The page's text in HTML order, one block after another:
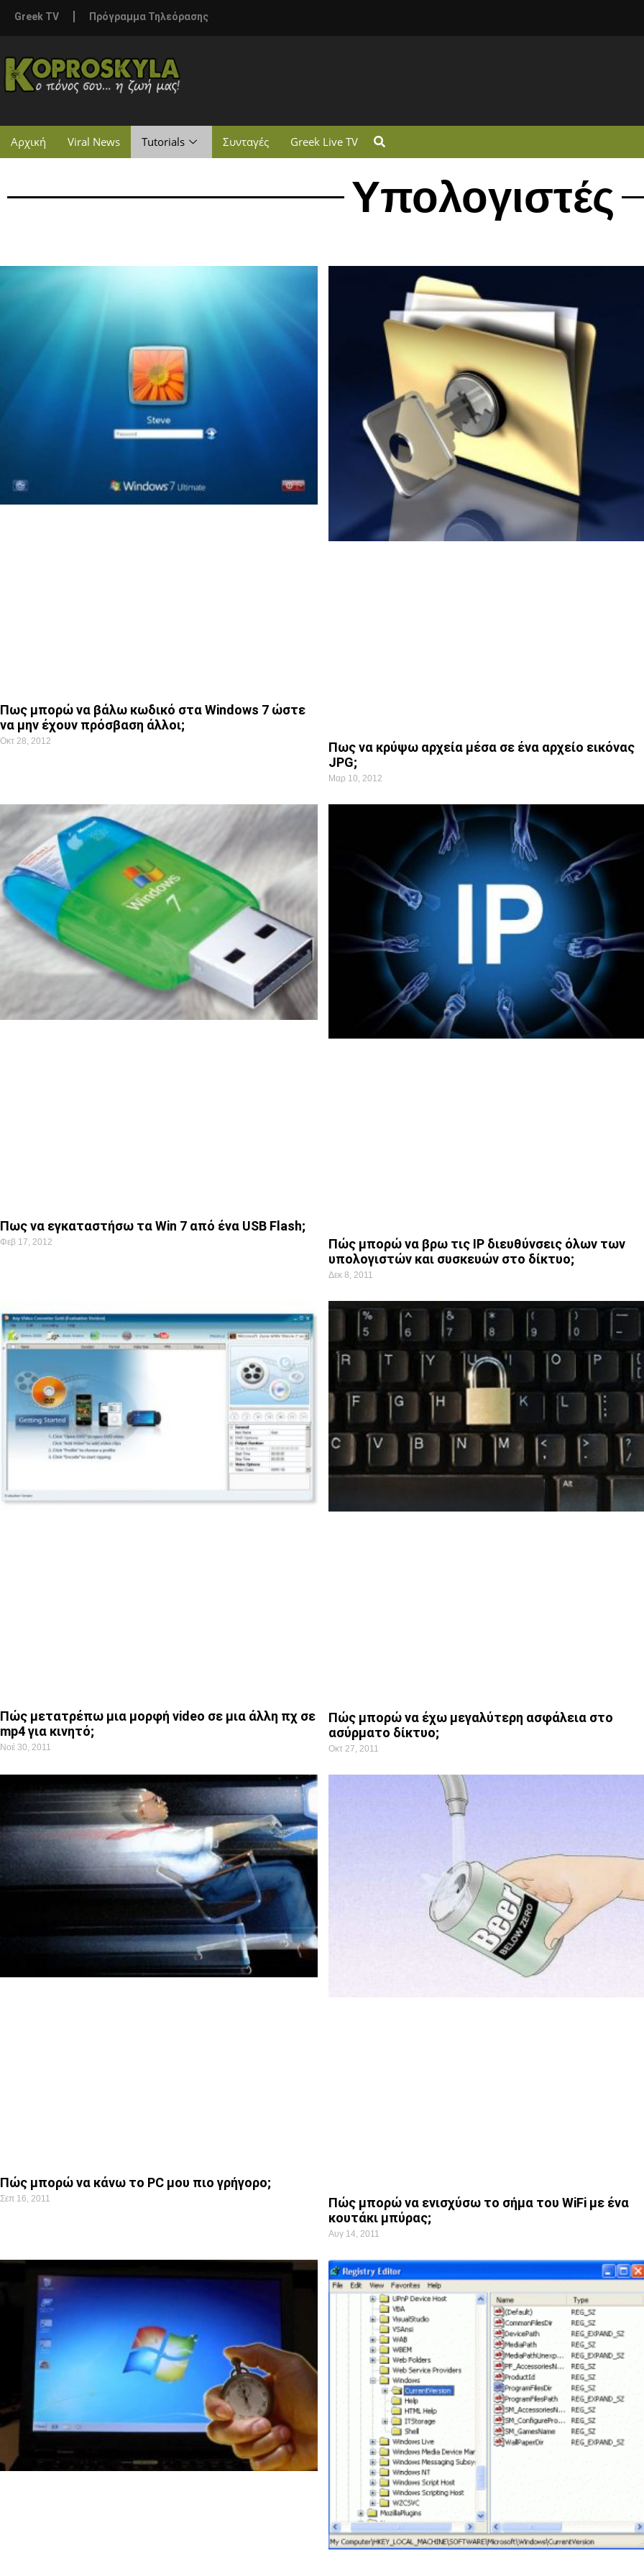
Greek TV Πρόγραμμα Τηλεόρασης
Αρχική Viral News Tutorials Συνταγές Greek Live TV
Υπολογιστές
Πως μπορώ να βάλω κωδικό στα Windows 7 ώστε
να μην έχουν πρόσβαση άλλοι;
Οκτ 28, 2012
Πως να κρύψω αρχεία μέσα σε ένα αρχείο εικόνας
JPG;
Μαρ 10, 2012
Πως να εγκαταστήσω τα Win 7 από ένα USB Flash;
Φεβ 17, 2012
Πώς μπορώ να βρω τις IP διευθύνσεις όλων των
υπολογιστών και συσκευών στο δίκτυο;
Δεκ 8, 2011
Πώς μετατρέπω μια μορφή video σε μια άλλη πχ σε
mp4 για κινητό;
Νοέ 30, 2011
Πώς μπορώ να έχω μεγαλύτερη ασφάλεια στο
ασύρματο δίκτυο;
Οκτ 27, 2011
Πώς μπορώ να κάνω το PC μου πιο γρήγορο;
Σεπ 16, 2011
Πώς μπορώ να ενισχύσω το σήμα του WiFi με ένα
κουτάκι μπύρας;
Αυγ 14, 2011